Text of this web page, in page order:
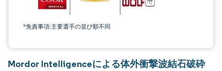
*免責事項:主要選手の並び順不同
Mordor Intelligenceによる体外衝撃波結石破砕